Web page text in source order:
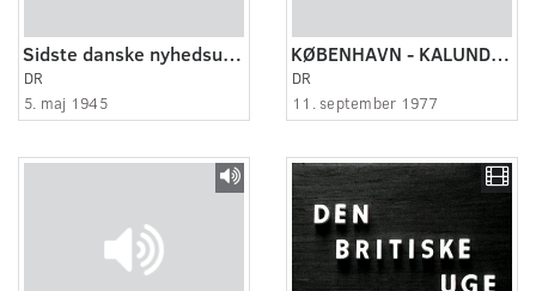
Sidste danske nyhedsudsendelse fra Sverige
DR
5. maj 1945
KØBENHAVN - KALUNDBORG, 2:4
DR
11. september 1977